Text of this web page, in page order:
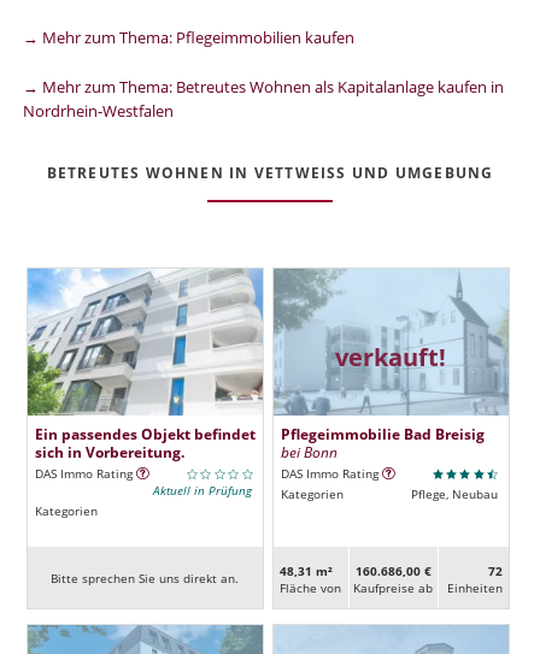
→ Mehr zum Thema: Pflegeimmobilien kaufen
→ Mehr zum Thema: Betreutes Wohnen als Kapitalanlage kaufen in
Nordrhein-Westfalen
BETREUTES WOHNEN IN VETTWEISS UND UMGEBUNG
Ein passendes Objekt befindet
sich in Vorbereitung.
DAS Immo Rating
Aktuell in Prüfung
Kategorien
Bitte sprechen Sie uns direkt an.
verkauft!
Pflegeimmobilie Bad Breisig
bei Bonn
DAS Immo Rating
Kategorien
Pflege, Neubau
48,31 m²
Fläche von
160.686,00 €
Kaufpreise ab
72
Ein­heiten